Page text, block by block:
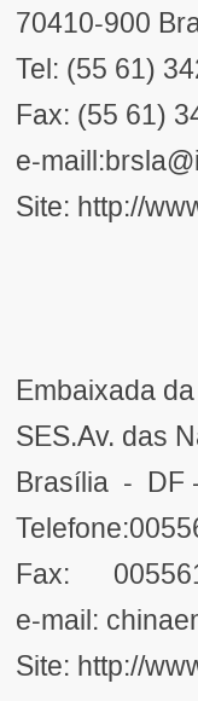
70410-900
Tel: (55 61)
Fax: (55 61)
e-
Site: http://
Embaixada
SES.Av. das
Brasília - DF
Fax:
e-mail:
Site: http://